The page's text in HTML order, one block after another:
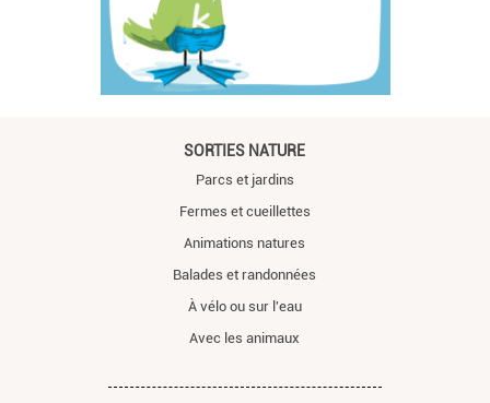
SORTIES NATURE
Parcs et jardins
Fermes et cueillettes
Animations natures
Balades et randonnées
À vélo ou sur l'eau
Avec les animaux